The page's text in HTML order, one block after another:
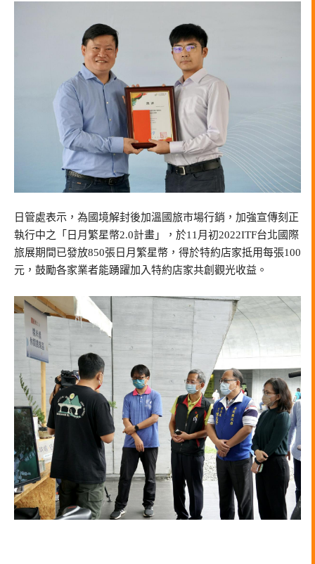
日管處表示，為國境解封後加溫國旅市場行銷，加強宣傳刻正
執行中之「日月繁星幣2.0計畫」，於11月初2022ITF台北國際
旅展期間已發放850張日月繁星幣，得於特約店家抵用每張100
元，鼓勵各家業者能踴躍加入特約店家共創觀光收益。